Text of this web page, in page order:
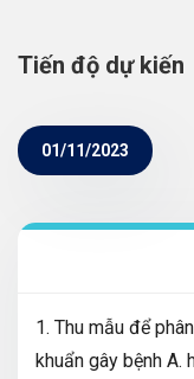
Tiến độ dự kiến
01/11/2023
1. Thu mẫu để
khuẩn gây bệnh A.